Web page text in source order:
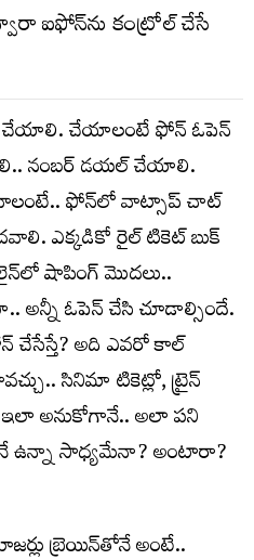
చేయాలి. చేయాలంటే ఫోన్‌ ఓపెన్‌
నంబర్‌ డయల్‌ చేయాలి.
ఫోన్‌లో వాట్సాప్‌ చాట్‌
ఎక్కడికో రైల్‌ టికెట్‌ బుక్‌
షాపింగ్‌ మొదలు..
ఓపెన్‌ చేసి చూడాల్సిందే.
చేసేస్తే? అది ఎవరో కాల్‌
సినిమా టికెట్లో, ట్రైన్‌
ఇలా అనుకోగానే.. అలా పని
సాధ్యమేనా? అంటారా?
బ్రెయిన్‌తోనే అంటే..